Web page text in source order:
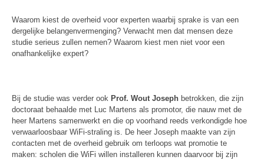
Waarom kiest de overheid voor experten waarbij sprake is van een
dergelijke belangenvermenging? Verwacht men dat mensen deze
studie serieus zullen nemen? Waarom kiest men niet voor een
onafhankelijke expert?
Bij de studie was verder ook Prof. Wout Joseph betrokken, die zijn
doctoraat behaalde met Luc Martens als promotor, die nauw met de
heer Martens samenwerkt en die op voorhand reeds verkondigde hoe
verwaarloosbaar WiFi-straling is. De heer Joseph maakte van zijn
contacten met de overheid gebruik om terloops wat promotie te
maken: scholen die WiFi willen installeren kunnen daarvoor bij zijn